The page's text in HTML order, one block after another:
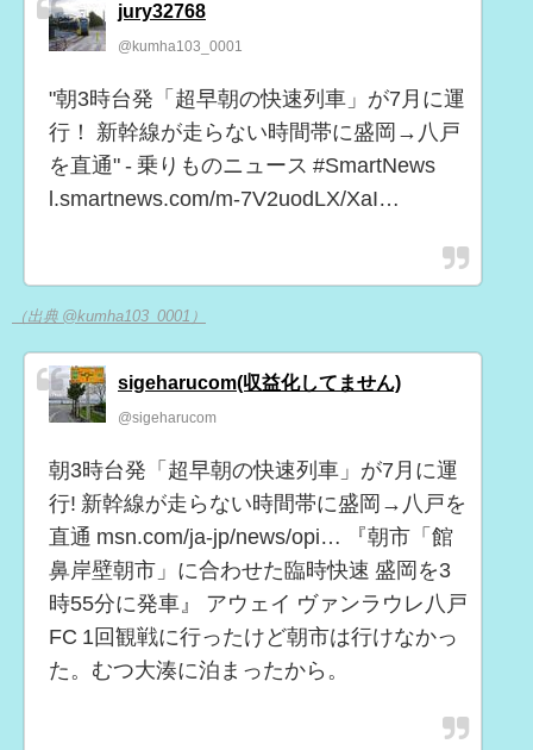
jury32768
@kumha103_0001
"朝3時台発「超早朝の快速列車」が7月に運
行！ 新幹線が走らない時間帯に盛岡→八戸
を直通" - 乗りものニュース #SmartNews
l.smartnews.com/m-7V2uodLX/XaI…
（出典 @kumha103_0001）
sigeharucom(収益化してません)
@sigeharucom
朝3時台発「超早朝の快速列車」が7月に運
行! 新幹線が走らない時間帯に盛岡→八戸を
直通 msn.com/ja-jp/news/opi… 『朝市「館
鼻岸壁朝市」に合わせた臨時快速 盛岡を3
時55分に発車』 アウェイ ヴァンラウレ八戸
FC 1回観戦に行ったけど朝市は行けなかっ
た。むつ大湊に泊まったから。